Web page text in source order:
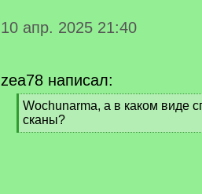
10 апр. 2025 21:40
zea78 написал:
[
q
]
Wochunarma, а в каком виде
сканы?
[